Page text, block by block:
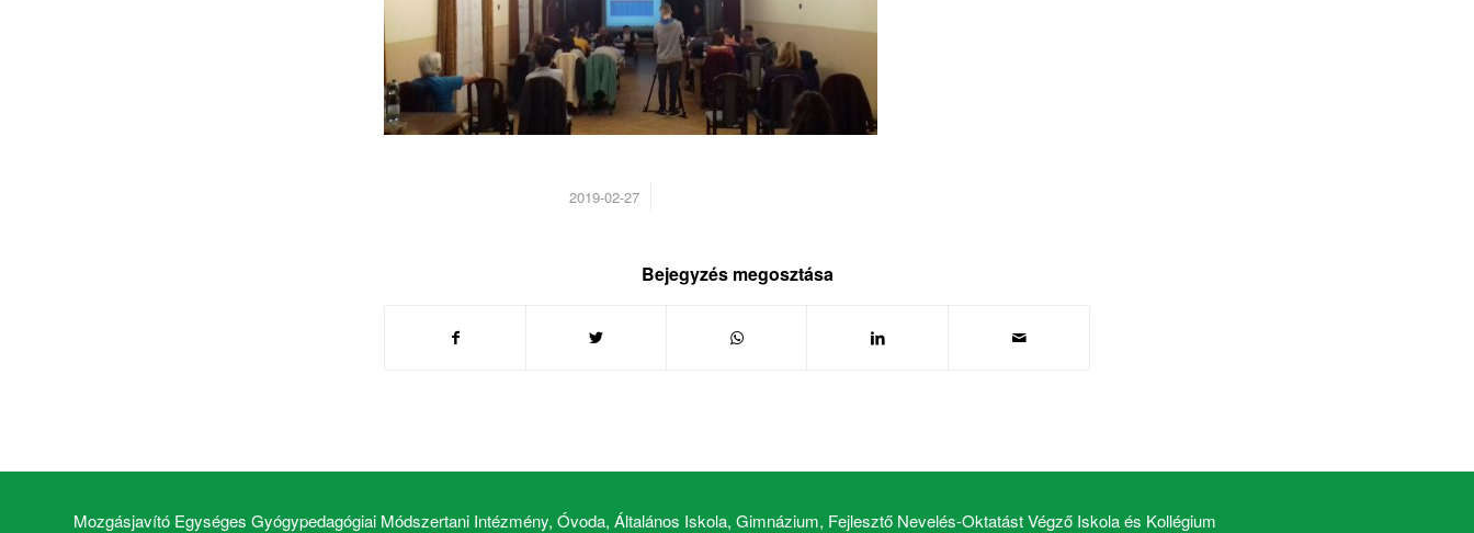
2019-02-27
/
Bejegyzés megosztása
Mozgásjavító Egységes Gyógypedagógiai Módszertani Intézmény, Óvoda, Általános Iskola, Gimnázium, Fejlesztő Nevelés-Oktatást Végző Iskola és Kollégium